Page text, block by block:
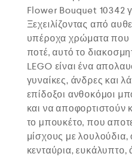
Flower Bouquet 10342
Ξεχειλίζοντας από
υπέροχα χρώματα που
ποτέ, αυτό το
LEGO είναι ένα
γυναίκες, άνδρες και
επίδοξοι ανθοκόμοι
και να
το μπουκέτο, που
μίσχους με
κενταύρια,